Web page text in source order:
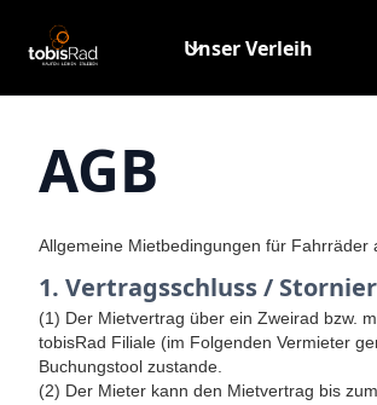
Unser Verleih
AGB
Allgemeine Mietbedingungen für Fahrräder
1. Vertragsschluss /
(1) Der Mietvertrag über ein Zweirad bzw.
tobisRad Filiale (im Folgenden Vermieter
Buchungstool zustande.
(2) Der Mieter kann den Mietvertrag bis